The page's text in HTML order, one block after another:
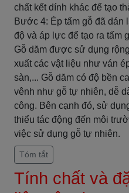
chất kết dính khác để tạo
Bước 4: Ép tấm gỗ đã dán
độ và áp lực để tạo ra tấm
Gỗ dăm được sử dụng
xuất các vật liệu như ván
sàn,... Gỗ dăm có độ bền
vênh như gỗ tự nhiên, dễ
công. Bên cạnh đó, sử
thiểu tác động đến môi
việc sử dụng gỗ tự nhiên.
Tóm tắt
Tính chất và